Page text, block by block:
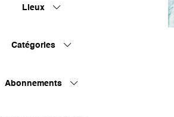
Lieux
Catégories
Abonnements